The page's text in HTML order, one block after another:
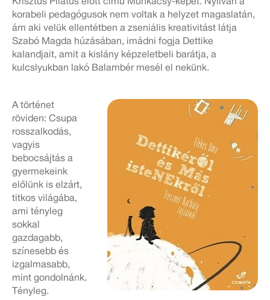
Krisztus Pilátus előtt című Munkácsy-képet. Nyilván a
korabeli pedagógusok nem voltak a helyzet magaslatán,
ám aki velük ellentétben a zseniális kreativitást látja
Szabó Magda húzásában, imádni fogja Dettike
kalandjait, amit a kislány képzeletbeli barátja, a
kulcslyukban lakó Balambér mesél el nekünk.
A történet
röviden: Csupa
rosszalkodás,
vagyis
bebocsájtás a
gyermekeink
előlünk is elzárt,
titkos világába,
ami tényleg
sokkal
gazdagabb,
színesebb és
izgalmasabb,
mint gondolnánk.
Tényleg.